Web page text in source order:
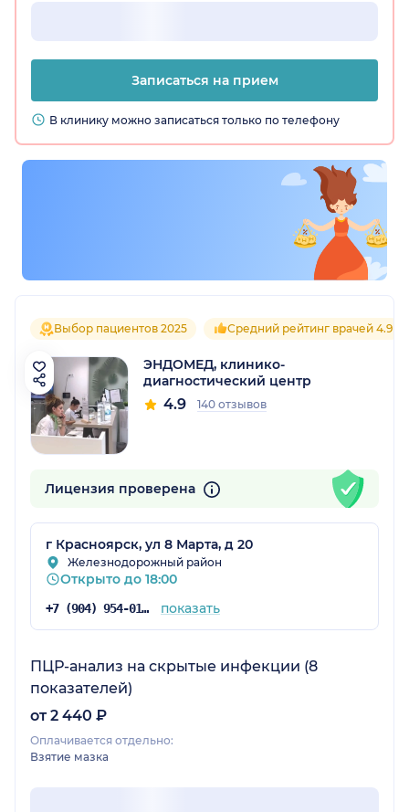
Записаться на прием
В клинику можно записаться только по телефону
Выбор пациентов 2025 Средний рейтинг врачей 4.9
ЭНДОМЕД, клинико-
диагностический центр
4.9 140 отзывов
Лицензия проверена
г Красноярск, ул 8 Марта, д 20
Железнодорожный район
Открыто до 18:00
+7 (904) 954-01-82 показать
ПЦР-анализ на скрытые инфекции (8
показателей)
от 2 440 ₽
Оплачивается отдельно:
Взятие мазка